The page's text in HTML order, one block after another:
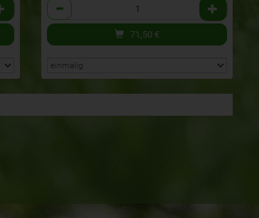
Anzahl
71,50 €